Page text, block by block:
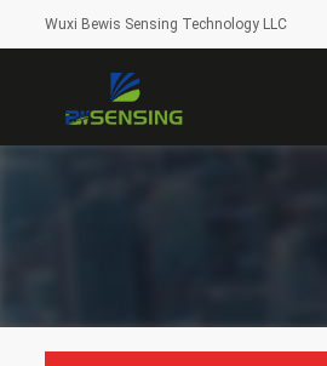
Wuxi Bewis Sensing Technology LLC